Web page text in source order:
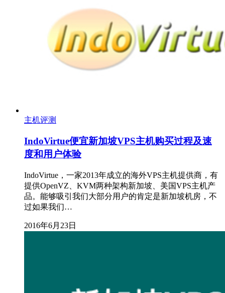
主机评测
IndoVirtue便宜新加坡VPS主机购买过程及速
度和用户体验
IndoVirtue，一家2013年成立的海外VPS主机提供商，有
提供OpenVZ、KVM两种架构新加坡、美国VPS主机产
品。能够吸引我们大部分用户的肯定是新加坡机房，不
过如果我们…
2016年6月23日